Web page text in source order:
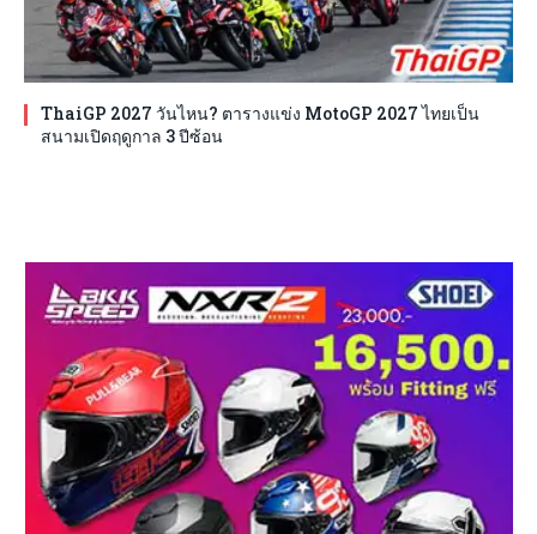
ThaiGP 2027 วันไหน? ตารางแข่ง MotoGP 2027 ไทยเป็น
สนามเปิดฤดูกาล 3 ปีซ้อน